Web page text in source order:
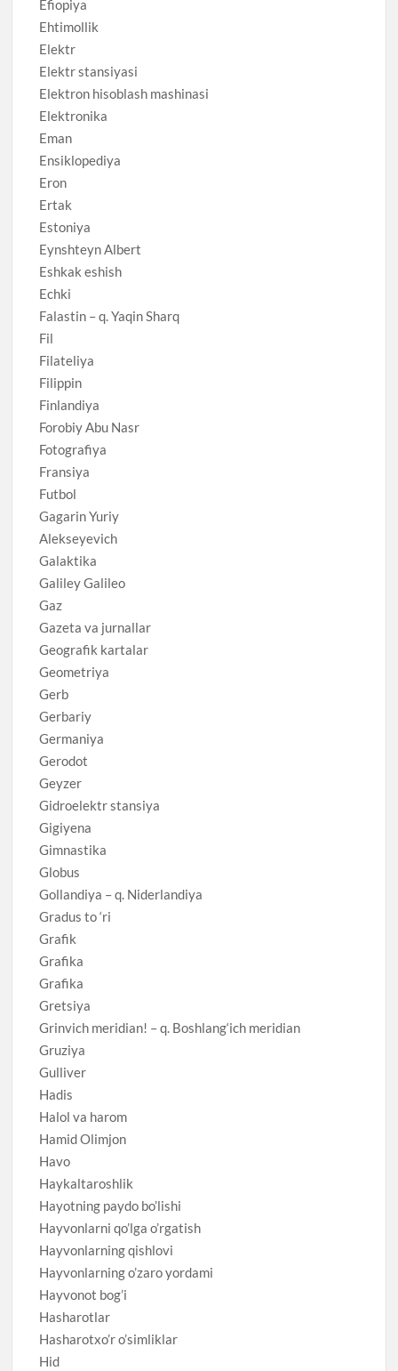
Efiopiya
Ehtimollik
Elektr
Elektr stansiyasi
Elektron hisoblash mashinasi
Elektronika
Eman
Ensiklopediya
Eron
Ertak
Estoniya
Eynshteyn Albert
Eshkak eshish
Echki
Falastin – q. Yaqin Sharq
Fil
Filateliya
Filippin
Finlandiya
Forobiy Abu Nasr
Fotografiya
Fransiya
Futbol
Gagarin Yuriy
Alekseyevich
Galaktika
Galiley Galileo
Gaz
Gazeta va jurnallar
Geografik kartalar
Geometriya
Gerb
Gerbariy
Germaniya
Gerodot
Geyzer
Gidroelektr stansiya
Gigiyena
Gimnastika
Globus
Gollandiya – q. Niderlandiya
Gradus to ‘ri
Grafik
Grafika
Grafika
Gretsiya
Grinvich meridian! – q. Boshlang‘ich meridian
Gruziya
Gulliver
Hadis
Halol va harom
Hamid Olimjon
Havo
Haykaltaroshlik
Hayotning paydo bo’lishi
Hayvonlarni qo’lga o’rgatish
Hayvonlarning qishlovi
Hayvonlarning o’zaro yordami
Hayvonot bog’i
Hasharotlar
Hasharotxo’r o’simliklar
Hid